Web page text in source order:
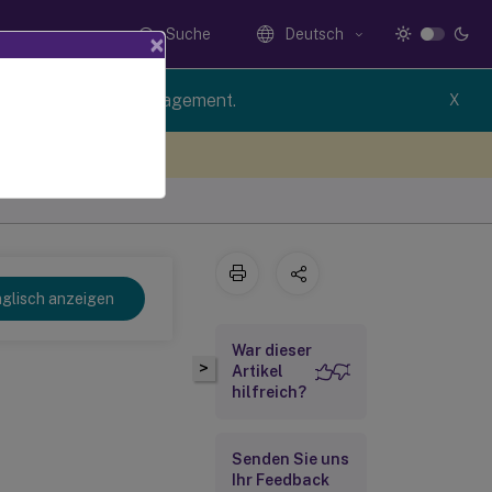
Suche Deutsch
of Profile Management. X
anzeigen
>
War dieser
Artikel
hilfreich?
Senden Sie uns
Ihr Feedback
×